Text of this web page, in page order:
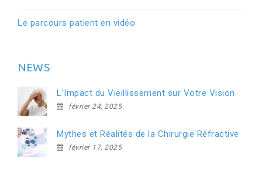
Le parcours patient en vidéo
NEWS
L’Impact du Vieillissement sur Votre Vision
février 24, 2025
Mythes et Réalités de la Chirurgie Réfractive
février 17, 2025